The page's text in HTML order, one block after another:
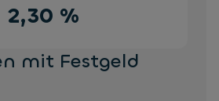
2,30 %
mit Festgeld